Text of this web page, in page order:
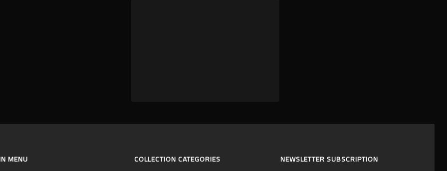
MENU COLLECTION CATEGORIES NEWSLETTER SUBSCRIPTION